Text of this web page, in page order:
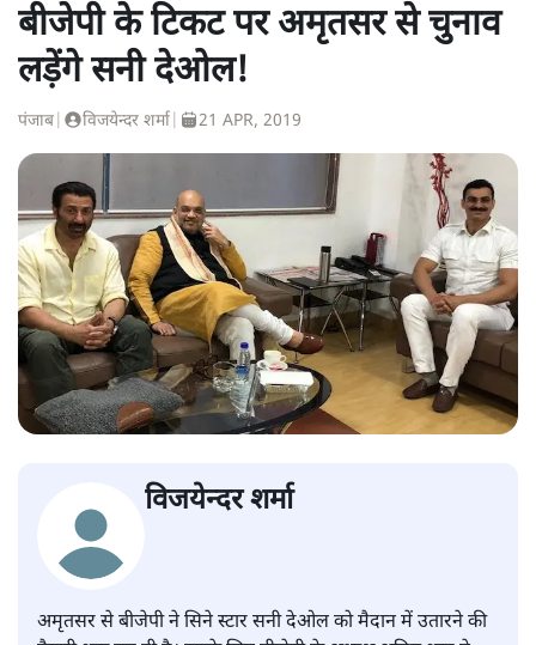
बीजेपी के टिकट पर अमृतसर से चुनाव
लड़ेंगे सनी देओल!
पंजाब विजयेन्दर शर्मा 21 APR, 2019
विजयेन्दर शर्मा
अमृतसर से बीजेपी ने सिने स्टार सनी देओल को मैदान में उतारने की